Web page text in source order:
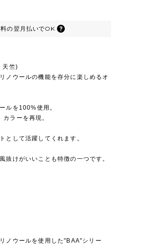
の翌月払いでOK
天竺)
ノウールの機能を存分に楽しめるオ
ルを100%使用。
ラーを再現。
として活躍してくれます。
抜けがいいことも特徴の一つです。
ノウールを使用した"BAA"シリー